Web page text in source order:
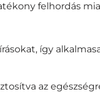
felhordás
így
az